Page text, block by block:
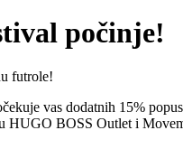
počinje!
vas dodatnih 15%
HUGO BOSS Outlet i